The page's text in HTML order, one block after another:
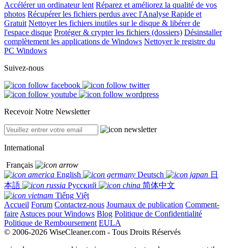
Accélérer un ordinateur lent Réparez et améliorez la qualité de vos
photos Récupérer les fichiers perdus avec l'Analyse Rapide et
Gratuit Nettoyer les fichiers inutiles sur le disque & libérer de
l'espace disque Protéger & crypter les fichiers (dossiers) Désinstaller
complètement les applications de Windows Nettoyer le registre du
PC Windows
Suivez-nous
Recevoir Notre Newsletter
International
Français
English
Deutsch
日
本語
Русский
简体中文
Tiếng Việt
Accueil Forum Contactez-nous Journaux de publication Comment-
faire Astuces pour Windows Blog Politique de Confidentialité
Politique de Remboursement EULA
© 2006-2026 WiseCleaner.com - Tous Droits Réservés